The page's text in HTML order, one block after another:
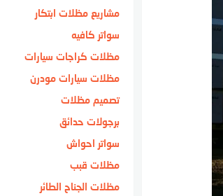
مشاريع مظلات ابتكار
سواتر كافيه
مظلات كراجات سيارات
مظلات سيارات مودرن
تصميم مظلات
برجولات حدائق
سواتر احواش
مظلات قبب
مظلات الجناح الطائر